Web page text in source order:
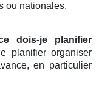
ou nationales.
dois-je planifier
planifier organiser
en particulier